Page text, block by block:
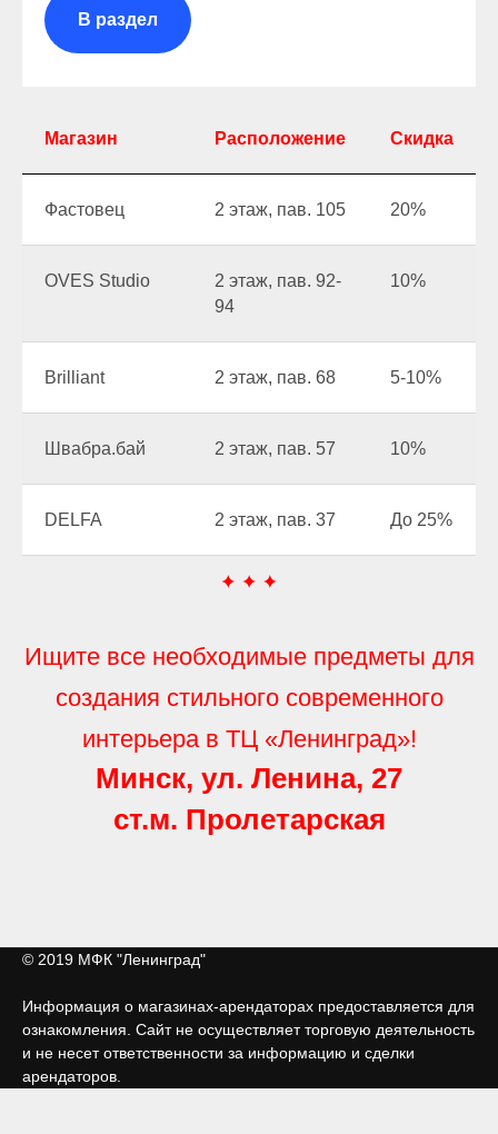
В раздел
Магазин Расположение Скидка
Фастовец 2 этаж, пав. 105 20%
OVES Studio
2 этаж, пав. 92-
94
10%
Brilliant 2 этаж, пав. 68 5-10%
Швабра.бай 2 этаж, пав. 57 10%
DELFA 2 этаж, пав. 37 До 25%
Ищите все необходимые предметы для
создания стильного современного
интерьера в ТЦ «Ленинград»!
Минск, ул. Ленина, 27
ст.м. Пролетарская
© 2019 МФК "Ленинград"
Информация о магазинах-арендаторах предоставляется для
ознакомления. Сайт не осуществляет торговую деятельность
и не несет ответственности за информацию и сделки
арендаторов.